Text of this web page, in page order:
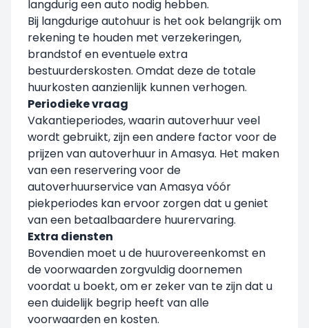
langdurig een auto nodig hebben.
Bij langdurige autohuur is het ook belangrijk om
rekening te houden met verzekeringen,
brandstof en eventuele extra
bestuurderskosten. Omdat deze de totale
huurkosten aanzienlijk kunnen verhogen.
Periodieke vraag
Vakantieperiodes, waarin autoverhuur veel
wordt gebruikt, zijn een andere factor voor de
prijzen van autoverhuur in Amasya. Het maken
van een reservering voor de
autoverhuurservice van Amasya vóór
piekperiodes kan ervoor zorgen dat u geniet
van een betaalbaardere huurervaring.
Extra diensten
Bovendien moet u de huurovereenkomst en
de voorwaarden zorgvuldig doornemen
voordat u boekt, om er zeker van te zijn dat u
een duidelijk begrip heeft van alle
voorwaarden en kosten.